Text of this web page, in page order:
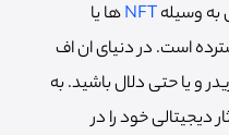
به وسیلهNFTها یا
است. در دنیای ان اف
و یا حتی دلال باشید. به
دیجیتالی خود را در